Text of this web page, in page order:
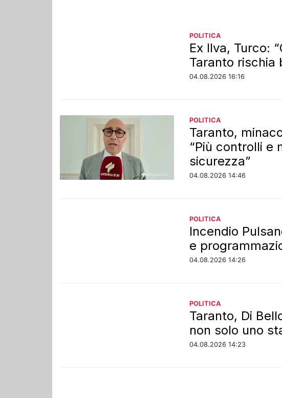
POLITICA
Ex Ilva, Turco:
Taranto rischia
04.08.2026 16:16
POLITICA
Taranto,
“Più controlli e
sicurezza”
04.08.2026 14:46
POLITICA
Incendio
e
04.08.2026 14:26
POLITICA
Taranto, Di
non solo uno
04.08.2026 14:23